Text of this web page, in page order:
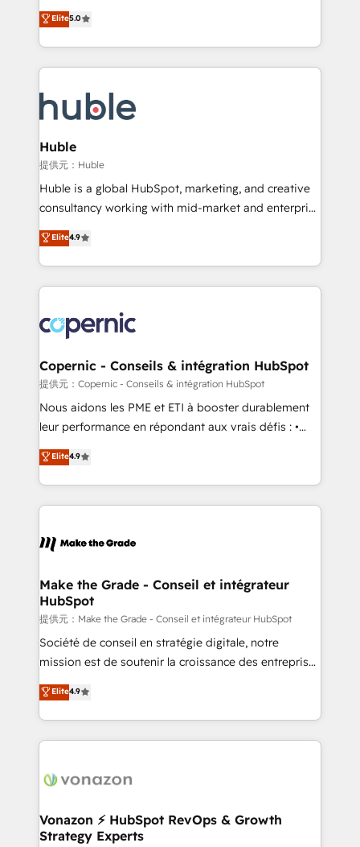
the rare Advanced "Custom Integrations"
Accreditation, securely sync data across... 🔄 any
new HubSpot portal with Advanced Website and
CRM Migrations using our in-house "HubScrub" Tool.
master it. As the creators of the Endless Customers
System™ (the next evolution of They Ask, You
Answer), we’re the only HubSpot partner built
entirely around coaching and training. That means
skills, processes, and internal team you need to
attract the right buyers, close deals faster, and grow
without outside dependencies. You’ll learn how to: •
Set up, audit, and organize your HubSpot portal •
Get your sales team fully using HubSpot • Track
pipeline and revenue across the entire buyer journey
growth • Create content and videos that attract
buyers • Use AI to scale smarter Our coaching-led
lasts. So if you're ready to become the most trusted
voice in your market, let’s talk.
Elite5.0
Huble
提供元：Huble
Huble is a global HubSpot, marketing, and creative
consultancy working with mid-market and enterprise
businesses. We go beyond implementation, shaping
the strategy, processes, and teams that turn
HubSpot into a genuine growth engine. Named
HubSpot's Global Partner of the Year in 2024,
worldwide, and with over 15 years in the ecosystem,
Huble has built a track record that speaks for itself.
One company, one operating model, delivering
across offices and consulting teams in the UK, USA,
Canada, Germany, France, Belgium, Singapore, and
South Africa. Certified compliant with ISO/IEC
international offices and 175+ employees.
Elite4.9
Copernic - Conseils & intégration HubSpot
提供元：Copernic - Conseils & intégration HubSpot
Nous aidons les PME et ETI à booster durablement
leur performance en répondant aux vrais défis : •
Intégration de HubSpot avec d’autres outils (ERP,
téléphonie, etc.) • Alignement des équipes grâce à un
outil et des données partagées • Amélioration de la
collecte et de l’analyse des données pour des
de la productivité des équipes Notre équipe de 30
avec un engagement total, alignant processus
métiers et technologie, et guidant vos équipes à
travers le changement, tout en centrant vos objectifs
d’entreprise. Grâce à une méthodologie éprouvée
auprès de plus de 400 clients, nous comprenons
HubSpot dans votre organisation. Pour toute
question technique ou besoin de structuration de
Elite4.9
Make the Grade - Conseil et intégrateur
HubSpot
提供元：Make the Grade - Conseil et intégrateur HubSpot
Société de conseil en stratégie digitale, notre
mission est de soutenir la croissance des entreprises
B2B à travers l’acquisition de nouveaux clients,
l'intégration CRM et le développement des revenus
auprès de vos comptes existants. En France et à
l'international, nous travaillons avec des ETI
delà d’une simple transformation digitale et des
➤ L’intégration de CRM et de méthodologie RevOps
pour aligner les équipes marketing, commerciales et
Elite4.9
Vonazon ⚡ HubSpot RevOps & Growth
Strategy Experts